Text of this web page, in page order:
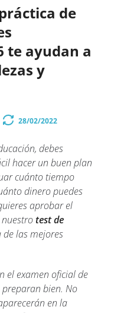
de
te ayudan a
y
28/02/2022
debes
hacer un buen plan
cuánto tiempo
dinero puedes
aprobar el
nuestro test de
de las mejores
el examen oficial de
bien. No
en la